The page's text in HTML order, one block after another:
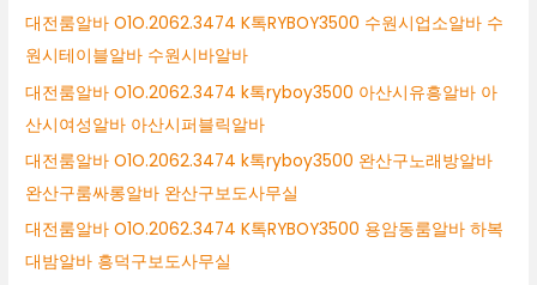
대전룸알바 O1O.2062.3474 K톡RYBOY3500 수원시업소알바 수
원시테이블알바 수원시바알바
대전룸알바 O1O.2062.3474 k톡ryboy3500 아산시유흥알바 아
산시여성알바 아산시퍼블릭알바
대전룸알바 O1O.2062.3474 k톡ryboy3500 완산구노래방알바
완산구룸싸롱알바 완산구보도사무실
대전룸알바 O1O.2062.3474 K톡RYBOY3500 용암동룸알바 하복
대밤알바 흥덕구보도사무실